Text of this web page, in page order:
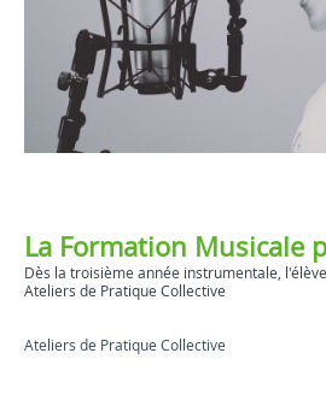
La Formation Musicale
Dès la troisième année instrumentale,
Ateliers de Pratique Collective
Ateliers de Pratique Collective